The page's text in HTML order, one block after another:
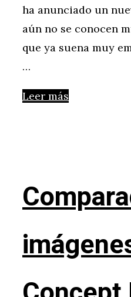
ha anunciado un
aún no se conocen
que ya suena muy
…
Leer más